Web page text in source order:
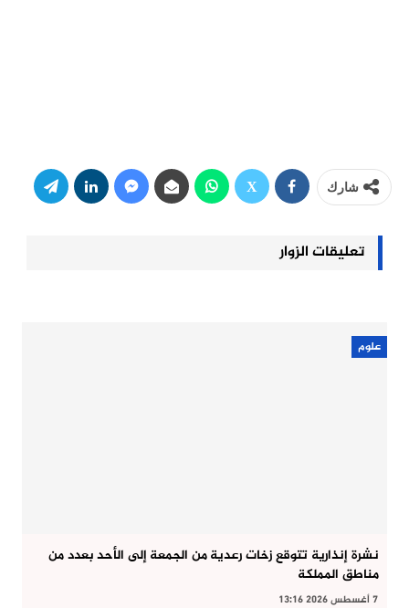
شارك
تعليقات الزوار
علوم
نشرة إنذارية تتوقع زخات رعدية من الجمعة إلى الأحد بعدد من
مناطق المملكة
7 أغسطس 2026 13:16